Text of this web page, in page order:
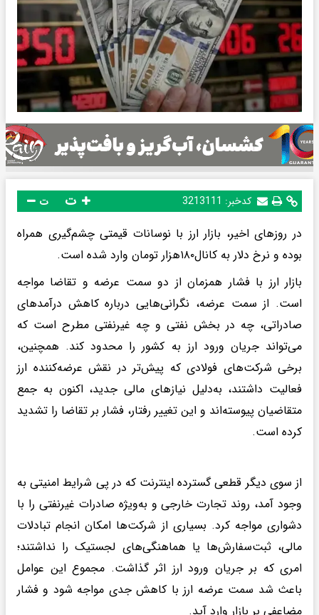
کدخبر: 3213111 ت
در روزهای اخیر، بازار ارز با نوسانات قیمتی چشم‌گیری همراه
بوده و نرخ دلار به کانال۱۸۰هزار تومان وارد شده است.
بازار ارز با فشار همزمان از دو سمت عرضه و تقاضا مواجه
است. از سمت عرضه، نگرانی‌هایی درباره کاهش درآمدهای
صادراتی، چه در بخش نفتی و چه غیرنفتی مطرح است که
می‌تواند جریان ورود ارز به کشور را محدود کند. همچنین،
برخی شرکت‌های فولادی که پیش‌تر در نقش عرضه‌کننده ارز
فعالیت داشتند، به‌دلیل نیازهای مالی جدید، اکنون به جمع
متقاضیان پیوسته‌اند و این تغییر رفتار، فشار بر تقاضا را تشدید
کرده است.
از سوی دیگر قطعی گسترده اینترنت که در پی شرایط امنیتی به
وجود آمد، روند تجارت خارجی و به‌ویژه صادرات غیرنفتی را با
دشواری مواجه کرد. بسیاری از شرکت‌ها امکان انجام تبادلات
مالی، ثبت‌سفارش‌ها یا هماهنگی‌های لجستیک را نداشتند؛
امری که بر جریان ورود ارز اثر گذاشت. مجموع این عوامل
باعث شد سمت عرضه ارز با کاهش جدی مواجه شود و فشار
مضاعفی بر بازار وارد آید.